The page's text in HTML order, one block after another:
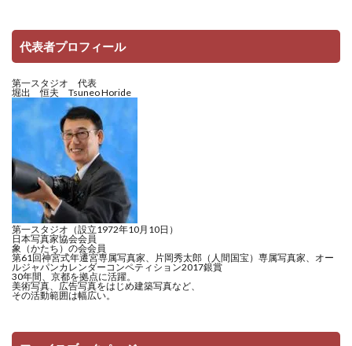
代表者プロフィール
第一スタジオ 代表
堀出 恒夫 Tsuneo Horide
第一スタジオ（設立1972年10月10日）
日本写真家協会会員
象（かたち）の会会員
第61回神宮式年遷宮専属写真家、片岡秀太郎（人間国宝）専属写真家、オー
ルジャパンカレンダーコンペティション2017銀賞
30年間、京都を拠点に活躍。
美術写真、広告写真をはじめ建築写真など、
その活動範囲は幅広い。